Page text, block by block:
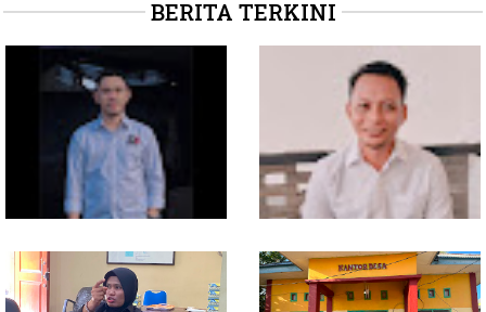
BERITA TERKINI
Soal Intervensi Politik,
Dituding Jadikan